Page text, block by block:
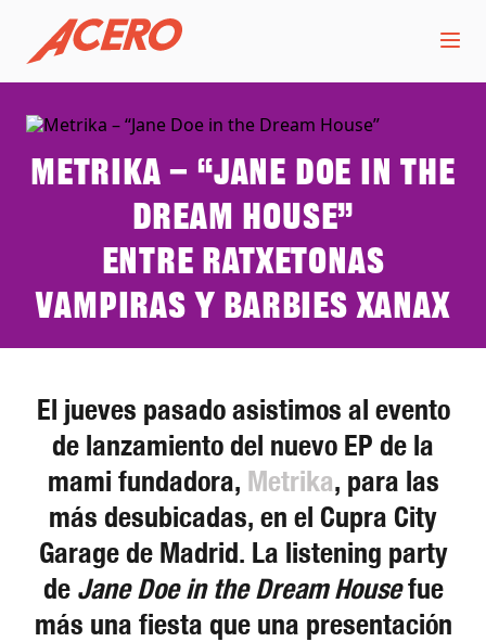
Metrika – “Jane Doe in the
Dream House”
Entre ratxetonas
vampiras y barbies xanax
El jueves pasado asistimos al evento
de lanzamiento del nuevo EP de la
mami fundadora, Metrika, para las
más desubicadas, en el Cupra City
Garage de Madrid. La listening party
de Jane Doe in the Dream Housefue
más una fiesta que una presentación